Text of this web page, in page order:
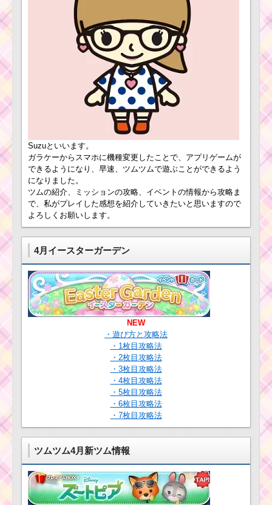
ツムツム2017年6月4
日からのピックアップ
ガチャはプリンスチャ
ーミング・モカなど！
ラスト賞に曲付き白雪
姫
ツムツムイベント8
月！海のたからものを
法と報酬
茶色のツムを合
計で3000個消す
ツム
ツムツム5月新ツムに
ジュディ・ニック・フ
ィニックの3体登場
赤色のツムで350万点
稼ぐミッションを攻略
するツム
黄色いツムを使って
240コンボ出す方法
ツムツム7月！アリス
12月の新ツムは
Suzuといいます。
ガラケーからスマホに機種変更したことで、アプリゲームが
できるようになり、早速、ツムツムで遊ぶことができるよう
になりました。
ツムの紹介、ミッションの攻略、イベントの情報から攻略ま
で、私がプレイした感想を紹介していきたいと思いますので
よろしくお願いします。
4月イースターガーデン
NEW
・遊び方と攻略法
・1枚目攻略法
・2枚目攻略法
・3枚目攻略法
・4枚目攻略法
・5枚目攻略法
・6枚目攻略法
・7枚目攻略法
ツムツム4月新ツム情報